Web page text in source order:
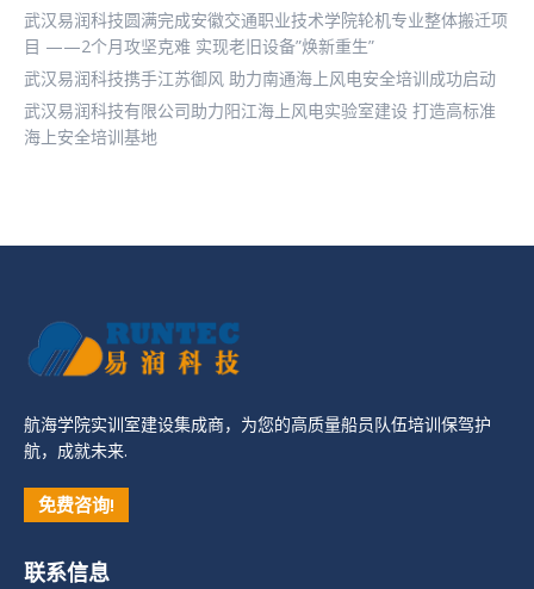
武汉易润科技圆满完成安徽交通职业技术学院轮机专业整体搬迁项
目 ——2个月攻坚克难 实现老旧设备”焕新重生”
武汉易润科技携手江苏御风 助力南通海上风电安全培训成功启动
武汉易润科技有限公司助力阳江海上风电实验室建设 打造高标准
海上安全培训基地
航海学院实训室建设集成商，为您的高质量船员队伍培训保驾护
航，成就未来.
免费咨询!
联系信息